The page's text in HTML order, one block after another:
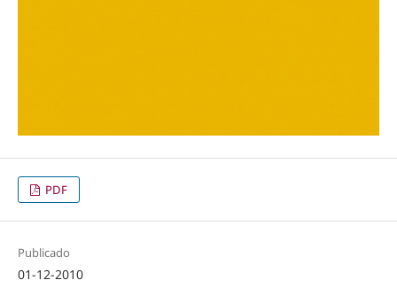
PDF
Publicado
01-12-2010